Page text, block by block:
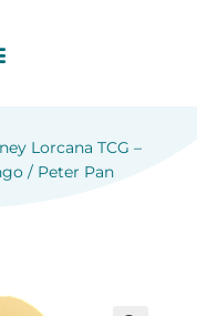
Lorcana TCG –
/ Peter Pan